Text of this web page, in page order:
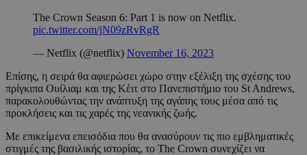
The Crown Season 6: Part 1 is now on Netflix.
pic.twitter.com/jN09zRvRgR
— Netflix (@netflix) November 16, 2023
Επίσης, η σειρά θα αφιερώσει χώρο στην εξέλιξη της σχέσης του
πρίγκιπα Ουίλιαμ και της Κέιτ στο Πανεπιστήμιο του St Andrews,
παρακολουθώντας την ανάπτυξη της αγάπης τους μέσα από τις
προκλήσεις και τις χαρές της νεανικής ζωής.
Με επικείμενα επεισόδια που θα ανασύρουν τις πιο εμβληματικές
στιγμές της βασιλικής ιστορίας, το The Crown συνεχίζει να